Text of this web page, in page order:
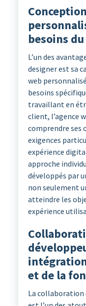
besoins
L’un des
designer est sa
web
besoins
travaillant en
client, l’agence
comprendre ses
exigences
expérience
approche
développés par
non seulement
atteindre les
expérience
et de la
La collaboration